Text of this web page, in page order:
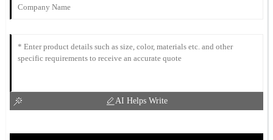
AI Helps Write